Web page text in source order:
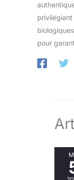
privilégiant
pour